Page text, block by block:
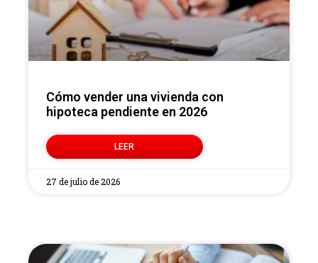
Cómo vender una vivienda con
hipoteca pendiente en 2026
LEER
27 de julio de 2026